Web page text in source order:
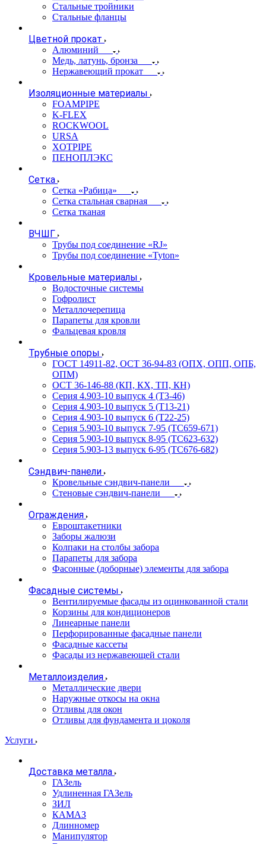
Стальные тройники
Стальные фланцы
Цветной прокат
Алюминий
Медь, латунь, бронза
Нержавеющий прокат
Изоляционные материалы
FOAMPIPE
K-FLEX
ROCKWOOL
URSA
XOTPIPE
ПЕНОПЛЭКС
Сетка
Сетка «Рабица»
Сетка стальная сварная
Сетка тканая
ВЧШГ
Трубы под соединение «RJ»
Трубы под соединение «Tyton»
Кровельные материалы
Водосточные системы
Гофролист
Металлочерепица
Парапеты для кровли
Фальцевая кровля
Трубные опоры
ГОСТ 14911-82, ОСТ 36-94-83 (ОПХ, ОПП, ОПБ,
ОПМ)
ОСТ 36-146-88 (КП, КХ, ТП, КН)
Серия 4.903-10 выпуск 4 (Т3-46)
Серия 4.903-10 выпуск 5 (Т13-21)
Серия 4.903-10 выпуск 6 (Т22-25)
Серия 5.903-10 выпуск 7-95 (ТС659-671)
Серия 5.903-10 выпуск 8-95 (ТС623-632)
Серия 5.903-13 выпуск 6-95 (ТС676-682)
Сэндвич-панели
Кровельные сэндвич-панели
Стеновые сэндвич-панели
Ограждения
Евроштакетники
Заборы жалюзи
Колпаки на столбы забора
Парапеты для забора
Фасонные (доборные) элементы для забора
Фасадные системы
Вентилируемые фасады из оцинкованной стали
Корзины для кондиционеров
Линеарные панели
Перфорированные фасадные панели
Фасадные кассеты
Фасады из нержавеющей стали
Металлоизделия
Металлические двери
Наружные откосы на окна
Отливы для окон
Отливы для фундамента и цоколя
Услуги
Доставка металла
ГАЗель
Удлиненная ГАЗель
ЗИЛ
КАМАЗ
Длинномер
Манипулятор